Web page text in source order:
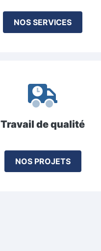
NOS SERVICES
Travail de qualité
NOS PROJETS